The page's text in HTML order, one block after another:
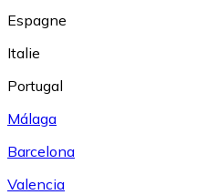
Espagne
Italie
Portugal
Málaga
Barcelona
Valencia